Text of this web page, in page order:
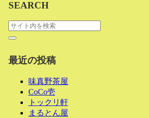
SEARCH
最近の投稿
味真野茶屋
CoCo壱
トックリ軒
まるとん屋